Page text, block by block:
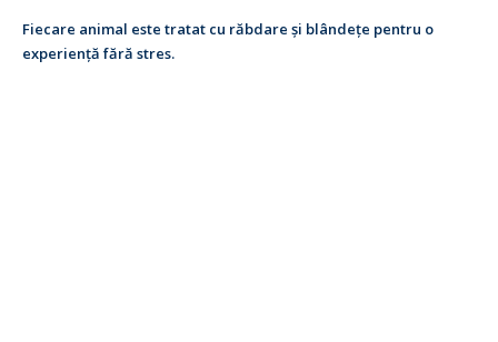
Fiecare animal este tratat cu răbdare și blândețe pentru o
experiență fără stres.